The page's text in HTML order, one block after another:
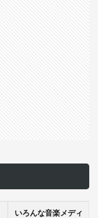
いろんな音楽メディ